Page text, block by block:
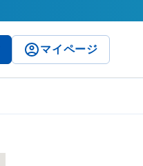
マイページ